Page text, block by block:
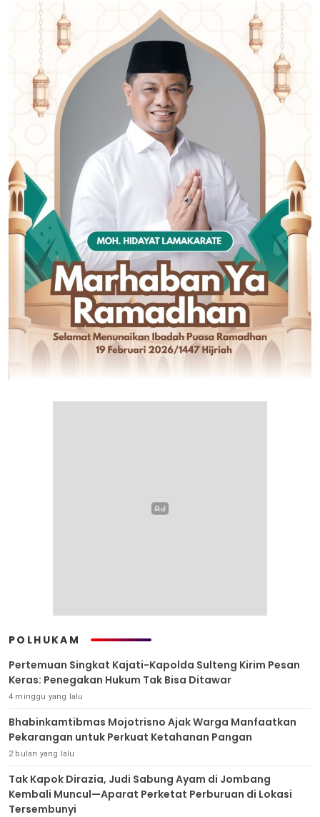
POLHUKAM
Pertemuan Singkat Kajati-Kapolda Sulteng Kirim Pesan
Keras: Penegakan Hukum Tak Bisa Ditawar
4 minggu yang lalu
Bhabinkamtibmas Mojotrisno Ajak Warga Manfaatkan
Pekarangan untuk Perkuat Ketahanan Pangan
2 bulan yang lalu
Tak Kapok Dirazia, Judi Sabung Ayam di Jombang
Kembali Muncul—Aparat Perketat Perburuan di Lokasi
Tersembunyi